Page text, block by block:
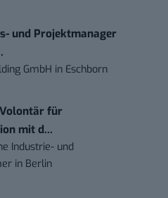
und Projektmanager
GmbH in Eschborn
für
mit d...
Industrie- und
in Berlin